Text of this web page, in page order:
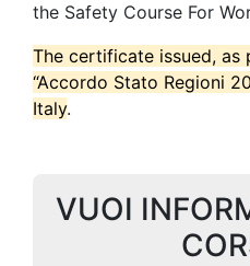
the Safety Course For
The certificate issued, as
“Accordo Stato Regioni
Italy.
VUOI